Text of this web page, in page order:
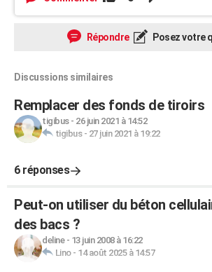
Répondre Posez votre
Discussions similaires
Remplacer des fonds de tiroirs
tigibus- 26 juin 2021 à 14:52
tigibus- 27 juin 2021 à 19:22
6 réponses
Peut-on utiliser du béton
des bacs ?
deline- 13 juin 2008 à 16:22
Lino- 14 août 2025 à 14:57